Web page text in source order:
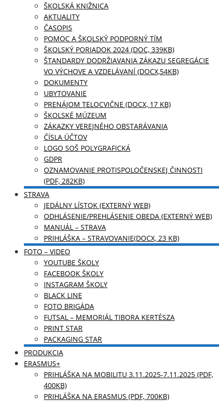
ŠKOLSKÁ KNIŽNICA
AKTUALITY
ČASOPIS
POMOC A ŠKOLSKÝ PODPORNÝ TÍM
ŠKOLSKÝ PORIADOK 2024 (DOC, 339KB)
ŠTANDARDY DODRŽIAVANIA ZÁKAZU SEGREGÁCIE
VO VÝCHOVE A VZDELÁVANÍ (DOCX,54KB)
DOKUMENTY
UBYTOVANIE
PRENÁJOM TELOCVIČNE (DOCX, 17 KB)
ŠKOLSKÉ MÚZEUM
ZÁKAZKY VEREJNÉHO OBSTARÁVANIA
ČÍSLA ÚČTOV
LOGO SOŠ POLYGRAFICKÁ
GDPR
OZNAMOVANIE PROTISPOLOČENSKEJ ČINNOSTI
(PDF, 282KB)
STRAVA
JEDÁLNY LÍSTOK (EXTERNÝ WEB)
ODHLÁSENIE/PREHLÁSENIE OBEDA (EXTERNÝ WEB)
MANUÁL – STRAVA
PRIHLÁŠKA – STRAVOVANIE(DOCX, 23 KB)
FOTO – VIDEO
YOUTUBE ŠKOLY
FACEBOOK ŠKOLY
INSTAGRAM ŠKOLY
BLACK LINE
FOTO BRIGÁDA
FUTSAL – MEMORIÁL TIBORA KERTÉSZA
PRINT STAR
PACKAGING STAR
PRODUKCIA
ERASMUS+
PRIHLÁŠKA NA MOBILITU 3.11.2025-7.11.2025 (PDF,
400KB)
PRIHLÁŠKA NA ERASMUS (PDF, 700KB)